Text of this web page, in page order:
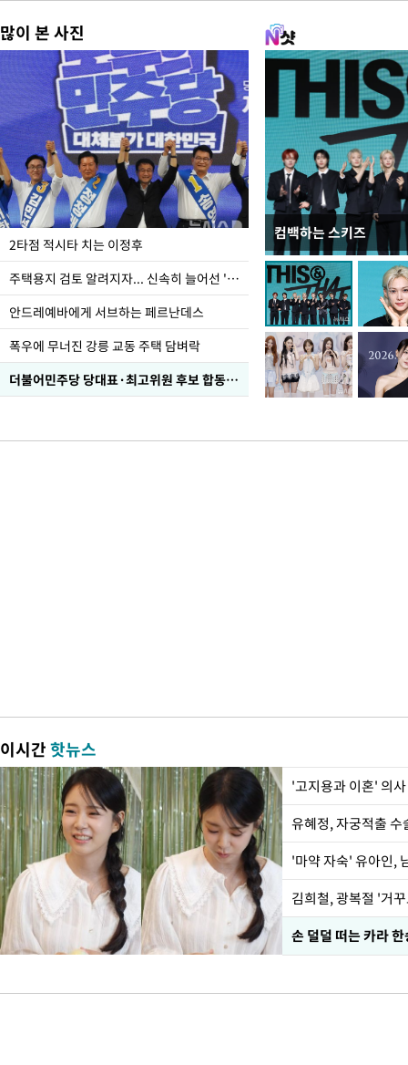
많이 본 사진
2타점 적시타 치는 이정후
주택용지 검토 알려지자... 신속히 늘어선 '근조화환'
안드레예바에게 서브하는 페르난데스
폭우에 무너진 강릉 교동 주택 담벼락
더불어민주당 당대표·최고위원 후보 합동연설회
컴백하는 스키즈
이번주 국회에는 무
이시간핫뉴스
'고지용과 이혼' 의
유혜정, 자궁적출
'마약 자숙' 유아인,
손 덜덜 떠는 카라